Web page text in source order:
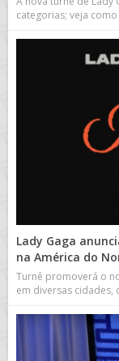
categorias; veja
Lady Gaga
na América do
Turnê promoverá o
em diversas cidades,